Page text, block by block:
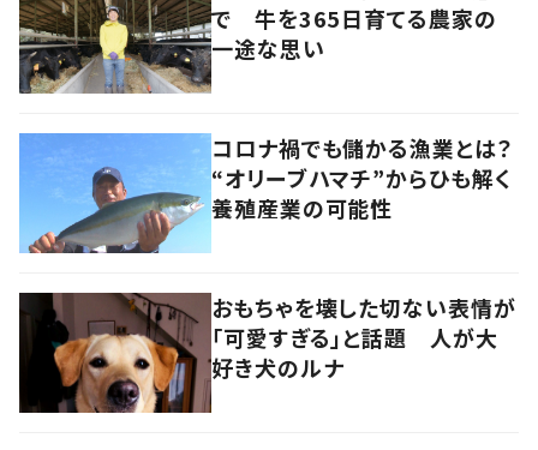
で 牛を365日育てる農家の
一途な思い
コロナ禍でも儲かる漁業とは？
“オリーブハマチ”からひも解く
養殖産業の可能性
おもちゃを壊した切ない表情が
「可愛すぎる」と話題 人が大
好き犬のルナ